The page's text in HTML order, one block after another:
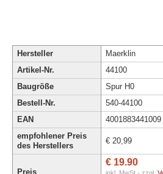
Hersteller
Maerklin
Artikel-Nr.
44100
Baugröße
Spur H0
Bestell-Nr.
540-44100
EAN
4001883441009
empfohlener Preis
des Herstellers
€ 20,99
Preis
€ 19.90